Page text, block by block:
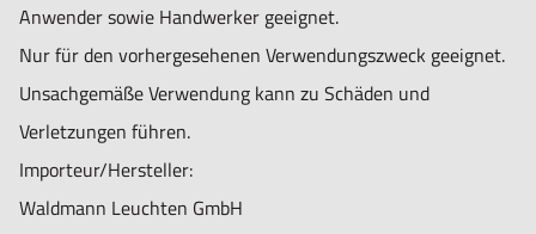
Anwender sowie Handwerker geeignet.
Nur für den vorhergesehenen Verwendungszweck geeignet.
Unsachgemäße Verwendung kann zu Schäden und
Verletzungen führen.
Importeur/Hersteller:
Waldmann Leuchten GmbH